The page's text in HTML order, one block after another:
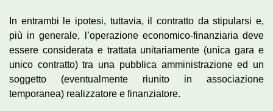
In entrambi le ipotesi, tuttavia, il contratto da stipularsi e,
più in generale, l’operazione economico-finanziaria deve
essere considerata e trattata unitariamente (unica gara e
unico contratto) tra una pubblica amministrazione ed un
soggetto (eventualmente riunito in associazione
temporanea) realizzatore e finanziatore.